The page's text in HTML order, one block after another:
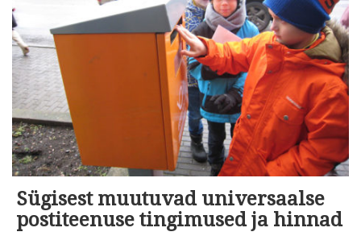
Sügisest muutuvad universaalse
postiteenuse tingimused ja hinnad